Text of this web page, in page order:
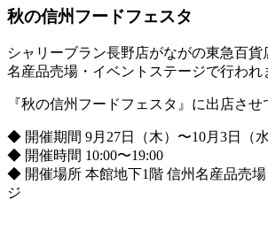
秋の信州フードフェスタ
シャリーブラン長野店がながの東急百貨
名産品売場・イベントステージで行われ
『秋の信州フードフェスタ』に出店させ
◆ 開催期間 9月27日（木）〜10月3日（水
◆ 開催時間 10:00〜19:00
◆ 開催場所 本館地下1階 信州名産品売
ジ